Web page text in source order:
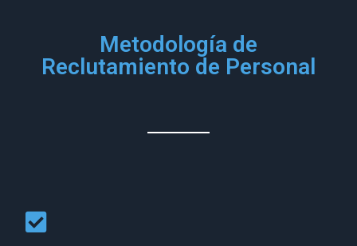
Metodología de
Reclutamiento de Personal